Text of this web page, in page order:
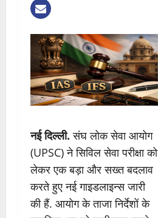
नई दिल्ली.संघ लोक सेवा आयोग
(UPSC) ने सिविल सेवा परीक्षा को
लेकर एक बड़ा और सख्त बदलाव
करते हुए नई गाइडलाइन्स जारी
की हैं. आयोग के ताजा निर्देशों के